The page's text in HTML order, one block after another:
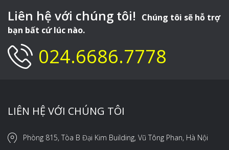
Liên hệ với chúng tôi!
Chúng tôi sẽ hỗ trợ
bạn bất cứ lúc nào.
024.6686.7778
LIÊN HỆ VỚI CHÚNG TÔI
Phòng 815, Tòa B Đại Kim Building, Vũ Tông Phan, Hà Nội